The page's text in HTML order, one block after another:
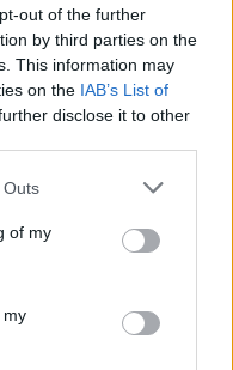
out of the further
by third parties on the
This information may
on the IAB’s List of
disclose it to other
one or more Google
You may click to
its third-party tags to
in below Google
Outs
of my
my